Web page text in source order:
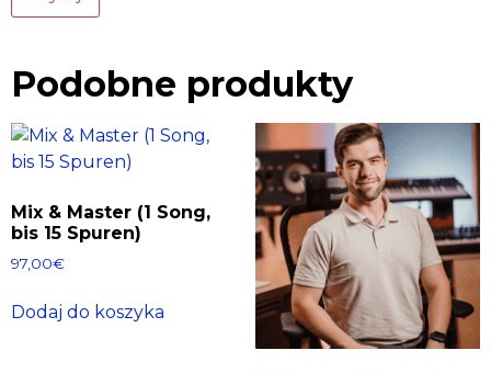
Podobne produkty
Mix & Master (1 Song,
bis 15 Spuren)
97,00€
Dodaj do koszyka